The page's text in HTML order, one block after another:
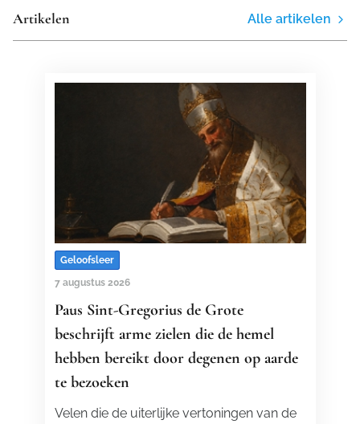
Artikelen Alle artikelen
Geloofsleer
7 augustus 2026
Paus Sint-Gregorius de Grote
beschrijft arme zielen die de hemel
hebben bereikt door degenen op aarde
te bezoeken
Velen die de uiterlijke vertoningen van de